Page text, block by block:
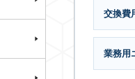
交換費
業務用